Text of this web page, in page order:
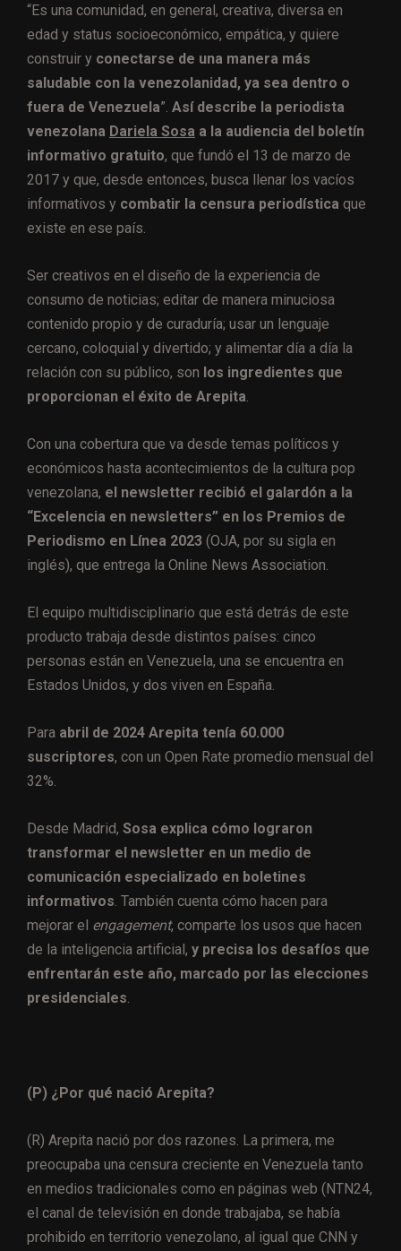
“Es una comunidad, en general, creativa, diversa en
edad y status socioeconómico, empática, y quiere
construir y conectarse de una manera más
saludable con la venezolanidad, ya sea dentro o
fuera de Venezuela”. Así describe la periodista
venezolana Dariela Sosa a la audiencia del boletín
informativo gratuito, que fundó el 13 de marzo de
2017 y que, desde entonces, busca llenar los vacíos
informativos y combatir la censura periodística que
existe en ese país.
Ser creativos en el diseño de la experiencia de
consumo de noticias; editar de manera minuciosa
contenido propio y de curaduría; usar un lenguaje
cercano, coloquial y divertido; y alimentar día a día la
relación con su público, son los ingredientes que
proporcionan el éxito de Arepita
Con una cobertura que va desde temas políticos y
económicos hasta acontecimientos de la cultura pop
venezolana, el newsletter recibió el galardón a la
“Excelencia en newsletters” en los Premios de
Periodismo en Línea 2023 (OJA, por su sigla en
inglés), que entrega la Online News Association.
El equipo multidisciplinario que está detrás de este
producto trabaja desde distintos países: cinco
personas están en Venezuela, una se encuentra en
Estados Unidos, y dos viven en España.
Para abril de 2024 Arepita tenía 60.000
suscriptores, con un Open Rate promedio mensual del
32%.
Desde Madrid, Sosa explica cómo lograron
transformar el newsletter en un medio de
comunicación especializado en boletines
informativos . También cuenta cómo hacen para
mejorar el engagement, comparte los usos que hacen
de la inteligencia artificial, y precisa los desafíos que
enfrentarán este año, marcado por las elecciones
presidenciales
(P) ¿Por qué nació Arepita?
(R) Arepita nació por dos razones. La primera, me
preocupaba una censura creciente en Venezuela tanto
en medios tradicionales como en páginas web (NTN24,
el canal de televisión en donde trabajaba, se había
prohibido en territorio venezolano, al igual que CNN y